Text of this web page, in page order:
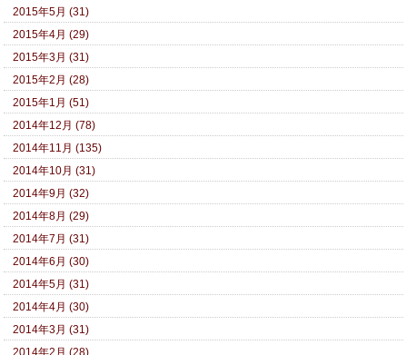
2015年5月 (31)
2015年4月 (29)
2015年3月 (31)
2015年2月 (28)
2015年1月 (51)
2014年12月 (78)
2014年11月 (135)
2014年10月 (31)
2014年9月 (32)
2014年8月 (29)
2014年7月 (31)
2014年6月 (30)
2014年5月 (31)
2014年4月 (30)
2014年3月 (31)